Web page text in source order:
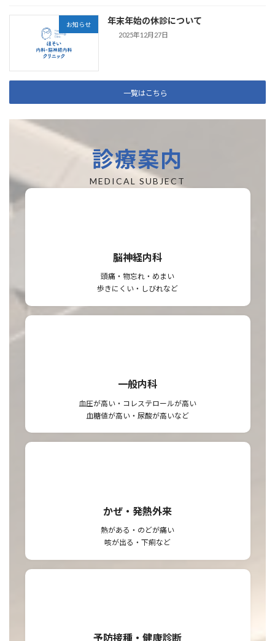
お知らせ 年末年始の休診について
2025年12月27日
一覧はこちら
診療案内
MEDICAL SUBJECT
脳神経内科
頭痛・物忘れ・めまい
歩きにくい・しびれなど
一般内科
血圧が高い・コレステロールが高い
血糖値が高い・尿酸が高いなど
かぜ・発熱外来
熱がある・のどが痛い
咳が出る・下痢など
予防接種・健康診断